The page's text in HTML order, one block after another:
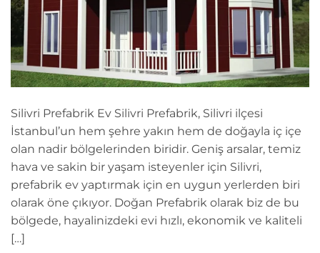
Silivri Prefabrik Ev Silivri Prefabrik, Silivri ilçesi
İstanbul’un hem şehre yakın hem de doğayla iç içe
olan nadir bölgelerinden biridir. Geniş arsalar, temiz
hava ve sakin bir yaşam isteyenler için Silivri,
prefabrik ev yaptırmak için en uygun yerlerden biri
olarak öne çıkıyor. Doğan Prefabrik olarak biz de bu
bölgede, hayalinizdeki evi hızlı, ekonomik ve kaliteli
[…]